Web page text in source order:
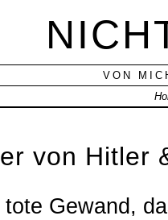
VON
von Hitler
Gewand,